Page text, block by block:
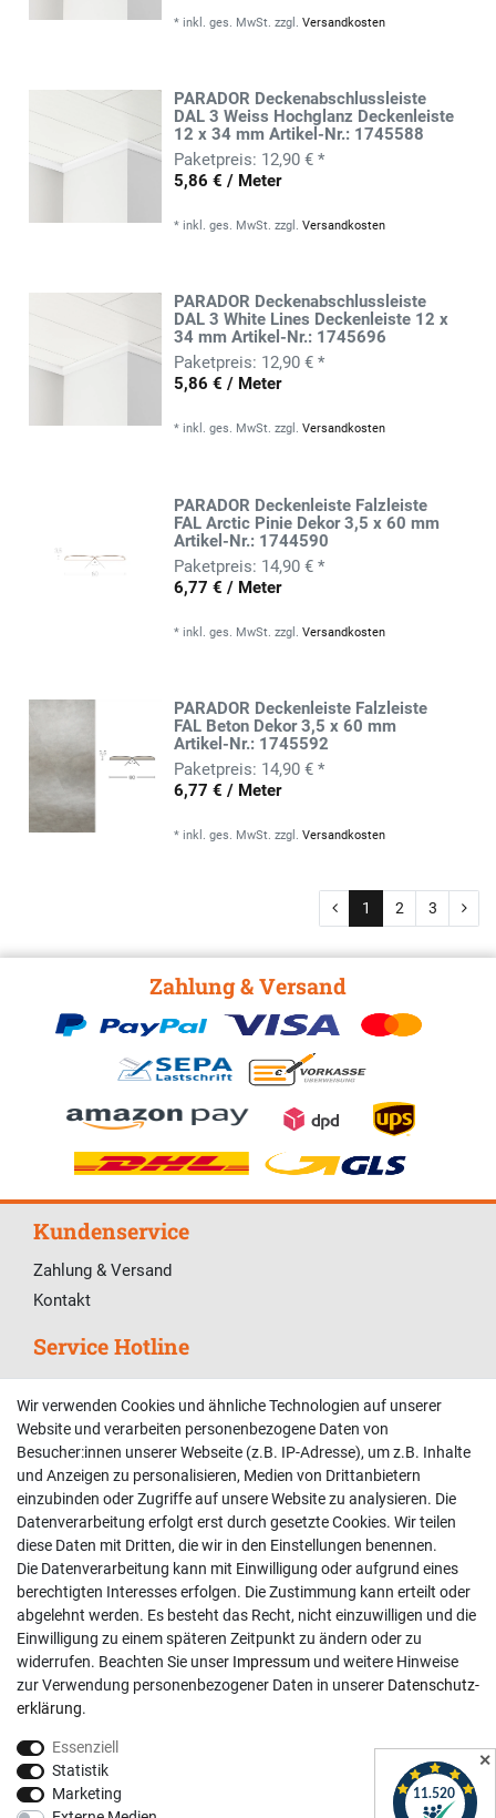
* inkl. ges. MwSt. zzgl.Versandkosten
PARADOR Deckenabschlussleiste
DAL 3 Weiss Hochglanz Deckenleiste
12 x 34 mm Artikel-Nr.: 1745588
12,90 € *
5,86 € / Meter
* inkl. ges. MwSt. zzgl.Versandkosten
PARADOR Deckenabschlussleiste
DAL 3 White Lines Deckenleiste 12 x
34 mm Artikel-Nr.: 1745696
12,90 € *
5,86 € / Meter
* inkl. ges. MwSt. zzgl.Versandkosten
PARADOR Deckenleiste Falzleiste
FAL Arctic Pinie Dekor 3,5 x 60 mm
Artikel-Nr.: 1744590
14,90 € *
6,77 € / Meter
* inkl. ges. MwSt. zzgl.Versandkosten
PARADOR Deckenleiste Falzleiste
FAL Beton Dekor 3,5 x 60 mm
Artikel-Nr.: 1745592
14,90 € *
6,77 € / Meter
* inkl. ges. MwSt. zzgl.Versandkosten
1 2 3
Zahlung & Versand
Kundenservice
Zahlung & Versand
Kontakt
Service Hotline
Telefonische Unterstützung und Beratung unter:
02381 9878909
Mo-Fr, 9:00 - 18:00 Uhr
Sa, 9:00 - 13:00 Uhr
Kundenkonto
Registrieren
Login
Hilfe
Informationen
Impressum
Datenschutzerklärung
✕
Wir verwenden Cookies und ähnliche Technologien auf unserer
Website und verarbeiten personenbezogene Daten von
Besucher:innen unserer Webseite (z.B. IP-Adresse), um z.B. Inhalte
und Anzeigen zu personalisieren, Medien von Drittanbietern
einzubinden oder Zugriffe auf unsere Website zu analysieren. Die
Datenverarbeitung erfolgt erst durch gesetzte Cookies. Wir teilen
diese Daten mit Dritten, die wir in den Einstellungen benennen.
Die Datenverarbeitung kann mit Einwilligung oder aufgrund eines
berechtigten Interesses erfolgen. Die Zustimmung kann erteilt oder
abgelehnt werden. Es besteht das Recht, nicht einzuwilligen und die
Einwilligung zu einem späteren Zeitpunkt zu ändern oder zu
widerrufen. Beachten Sie unser Impressum und weitere Hinweise
zur Verwendung personenbezogener Daten in unserer Daten­schutz­
erklärung.
Essenziell
Statistik
Marketing